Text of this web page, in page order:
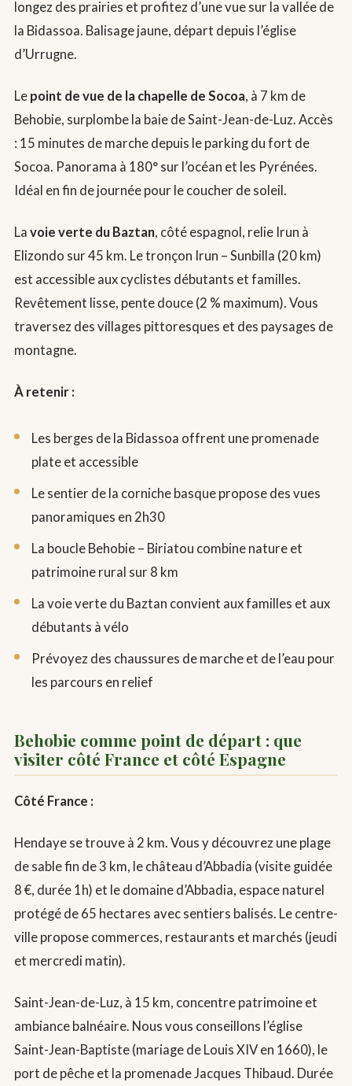
longez des prairies et profitez d’une vue sur la vallée de
la Bidassoa. Balisage jaune, départ depuis l’église
d’Urrugne.
Le point de vue de la chapelle de Socoa, à 7 km de
Behobie, surplombe la baie de Saint-Jean-de-Luz. Accès
: 15 minutes de marche depuis le parking du fort de
Socoa. Panorama à 180° sur l’océan et les Pyrénées.
Idéal en fin de journée pour le coucher de soleil.
La voie verte du Baztan, côté espagnol, relie Irun à
Elizondo sur 45 km. Le tronçon Irun – Sunbilla (20 km)
est accessible aux cyclistes débutants et familles.
Revêtement lisse, pente douce (2 % maximum). Vous
traversez des villages pittoresques et des paysages de
montagne.
À retenir :
Les berges de la Bidassoa offrent une promenade
plate et accessible
Le sentier de la corniche basque propose des vues
panoramiques en 2h30
La boucle Behobie – Biriatou combine nature et
patrimoine rural sur 8 km
La voie verte du Baztan convient aux familles et aux
débutants à vélo
Prévoyez des chaussures de marche et de l’eau pour
les parcours en relief
Behobie comme point de départ : que
visiter côté France et côté Espagne
Côté France :
Hendaye se trouve à 2 km. Vous y découvrez une plage
de sable fin de 3 km, le château d’Abbadia (visite guidée
8 €, durée 1h) et le domaine d’Abbadia, espace naturel
protégé de 65 hectares avec sentiers balisés. Le centre-
ville propose commerces, restaurants et marchés (jeudi
et mercredi matin).
Saint-Jean-de-Luz, à 15 km, concentre patrimoine et
ambiance balnéaire. Nous vous conseillons l’église
Saint-Jean-Baptiste (mariage de Louis XIV en 1660), le
port de pêche et la promenade Jacques Thibaud. Durée